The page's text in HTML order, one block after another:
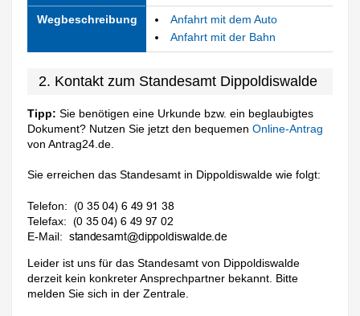
Wegbeschreibung
Anfahrt mit dem Auto
Anfahrt mit der Bahn
2. Kontakt zum Standesamt Dippoldiswalde
Tipp: Sie benötigen eine Urkunde bzw. ein beglaubigtes
Dokument? Nutzen Sie jetzt den bequemenOnline-Antrag
von Antrag24.de.
Sie erreichen das Standesamt in Dippoldiswalde wie folgt:
Telefon:
Telefax:
E-Mail:
Leider ist uns für das Standesamt von Dippoldiswalde
derzeit kein konkreter Ansprechpartner bekannt. Bitte
melden Sie sich in der Zentrale.